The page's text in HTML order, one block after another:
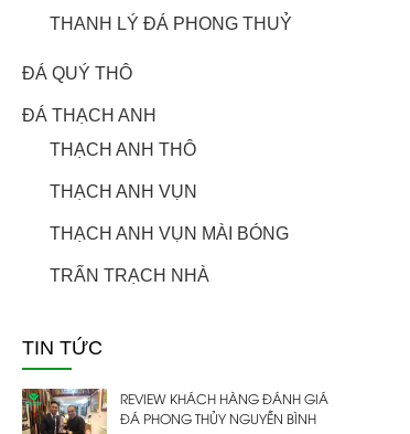
THANH LÝ ĐÁ PHONG THUỶ
ĐÁ QUÝ THÔ
ĐÁ THẠCH ANH
THẠCH ANH THÔ
THẠCH ANH VỤN
THẠCH ANH VỤN MÀI BÓNG
TRẤN TRẠCH NHÀ
TIN TỨC
REVIEW KHÁCH HÀNG ĐÁNH GIÁ
ĐÁ PHONG THỦY NGUYỄN BÌNH